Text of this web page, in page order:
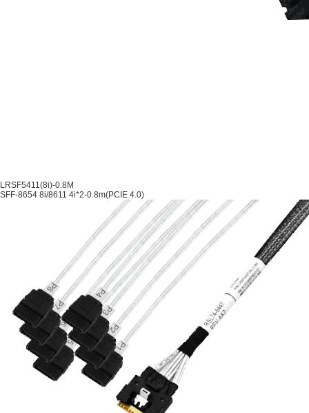
LRSF5411(8i)-0.8M
SFF-8654 8i/8611 4i*2-0.8m(PCIE 4.0)